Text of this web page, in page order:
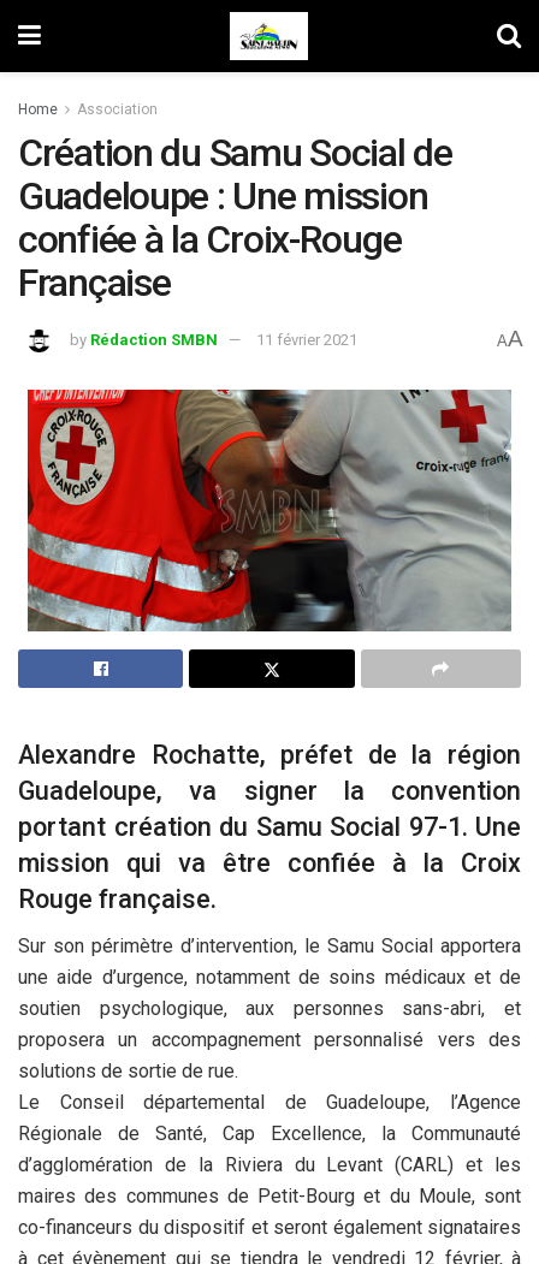
Home Association
Création du Samu Social de
Guadeloupe : Une mission
confiée à la Croix-Rouge
Française
by Rédaction SMBN 11 février 2021 AA
Alexandre Rochatte, préfet de la région
Guadeloupe, va signer la convention
portant création du Samu Social 97-1. Une
mission qui va être confiée à la Croix
Rouge française.
Sur son périmètre d’intervention, le Samu Social apportera
une aide d’urgence, notamment de soins médicaux et de
soutien psychologique, aux personnes sans-abri, et
proposera un accompagnement personnalisé vers des
solutions de sortie de rue.
Le Conseil départemental de Guadeloupe, l’Agence
Régionale de Santé, Cap Excellence, la Communauté
d’agglomération de la Riviera du Levant (CARL) et les
maires des communes de Petit-Bourg et du Moule, sont
co-financeurs du dispositif et seront également signataires
à cet évènement qui se tiendra le vendredi 12 février, à